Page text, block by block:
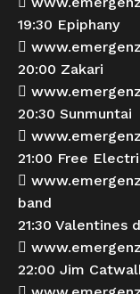
19:30 Epiphany

20:00 Zakari

20:30 Sunmuntai

21:00 Free

band
21:30 Valentines

22:00 Jim